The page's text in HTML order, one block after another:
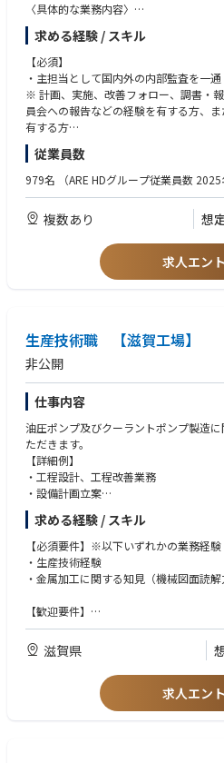
〈具体的な業務内容〉
・AREグループ全体の内部監査（海外子
・AREグループ全体のJ-SOX評価（海外
・内部統制やリスク管理に係るサポート
・監査法人対応
・取締役会・監査等委員会への報告
・事故・ヒヤリハットの発生状況モニタ
・IT・AIを活用した監査業務の改善を推進
求める経験 / スキル
【必須】
・主担当として国内外の内部監査を一
※ 計画、実施、改善フォロー、調書・
員会への報告などの経験を有する方、
有する方
・J-SOX評価を統括し、監査法人対応が
・IT・AIを活用した業務改善を推進できる
・組織のマネジメント経験がある方
【歓迎】
■監査関連
・CIA（公認内部監査人）、CFE（公認
・CISA（公認情報システム監査人）、内
■語学
・海外子会社の内部監査でコミュニケー
C 800点以上）
【求める人物像】
■思考力・分析力
・視野が広く、多角的で、全体最適な
・客観的かつ論理的に思考・分析できる方
・リスクを捉え、評価し、行動につなげ
・知的好奇心と理解力があり、仕事に活
■コミュニケーション
・他部署と信頼関係を築き、連携できる方
・監査法人や経営幹部とコミュニケーシ
・Assertiveness（誠実な毅然さ）をもっ
・相手を理解し、心理的安全性の高い
・三現主義、ファクトを重視する方
従業員数
979名 （ARE HDグループ従業員数
複数あり 想
求人エン
生産技術職 【滋賀工場】
非公開
仕事内容
油圧ポンプ及びクーラントポンプ製造
ただきます。
【詳細例】
・工程設計、工程改善業務
・設備計画立案
・予算管理
・QMS活動
・設備不具合発生時における対応、改善
求める経験 / スキル
【必須要件】※以下いずれかの業務経験
・生産技術経験
・金属加工に関する知見（機械図面読解
【歓迎要件】
・自動化改造の経験
・油圧製品の仕組みや機械加工に対す
・海外工場やプロジェクトのマネジメ
滋賀県
求人エン